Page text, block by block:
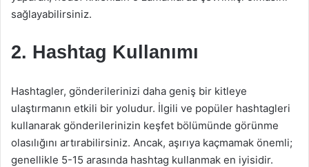
sağlayabilirsiniz.
2. Hashtag Kullanımı
Hashtagler, gönderilerinizi daha geniş bir kitleye
ulaştırmanın etkili bir yoludur. İlgili ve popüler hashtagleri
kullanarak gönderilerinizin keşfet bölümünde görünme
olasılığını artırabilirsiniz. Ancak, aşırıya kaçmamak önemli;
genellikle 5-15 arasında hashtag kullanmak en iyisidir.